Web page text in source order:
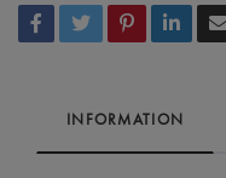
INFORMATION